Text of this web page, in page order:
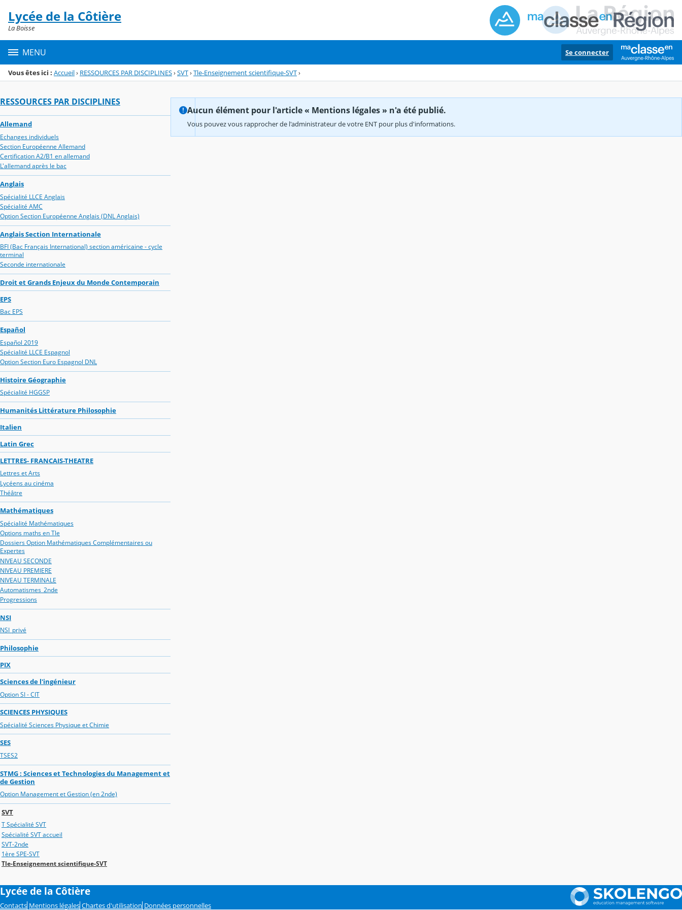
Menu de la rubrique
Contenu
Lycée de la Côtière
La Boisse
MENU Se connecter
Vous êtes ici : Accueil› RESSOURCES PAR DISCIPLINES›SVT›Tle-Enseignement scientifique-SVT›
RESSOURCES PAR DISCIPLINES
Allemand
Echanges individuels
Section Européenne Allemand
Certification A2/B1 en allemand
L'allemand après le bac
Anglais
Spécialité LLCE Anglais
Spécialité AMC
Option Section Européenne Anglais (DNL Anglais)
Anglais Section Internationale
BFI (Bac Français International) section américaine - cycle
terminal
Seconde internationale
Droit et Grands Enjeux du Monde Contemporain
EPS
Bac EPS
Español
Español 2019
Spécialité LLCE Espagnol
Option Section Euro Espagnol DNL
Histoire Géographie
Spécialité HGGSP
Humanités Littérature Philosophie
Italien
Latin Grec
LETTRES- FRANCAIS-THEATRE
Lettres et Arts
Lycéens au cinéma
Théâtre
Mathématiques
Spécialité Mathématiques
Options maths en Tle
Dossiers Option Mathématiques Complémentaires ou
Expertes
NIVEAU SECONDE
NIVEAU PREMIERE
NIVEAU TERMINALE
Automatismes_2nde
Progressions
NSI
NSI_privé
Philosophie
PIX
Sciences de l'ingénieur
Option SI - CIT
SCIENCES PHYSIQUES
Spécialité Sciences Physique et Chimie
SES
TSES2
STMG : Sciences et Technologies du Management et
de Gestion
Option Management et Gestion (en 2nde)
SVT
T Spécialité SVT
Spécialité SVT accueil
SVT-2nde
1ère SPE-SVT
Tle-Enseignement scientifique-SVT
Aucun élément pour l'article « Mentions légales » n'a été publié.
Vous pouvez vous rapprocher de l'administrateur de votre ENT pour plus d'informations.
Lycée de la Côtière
Contacts Mentions légales Chartes d'utilisation Données personnelles